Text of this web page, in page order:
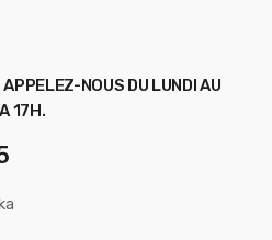
NOUS DU LUNDI AU
17H.